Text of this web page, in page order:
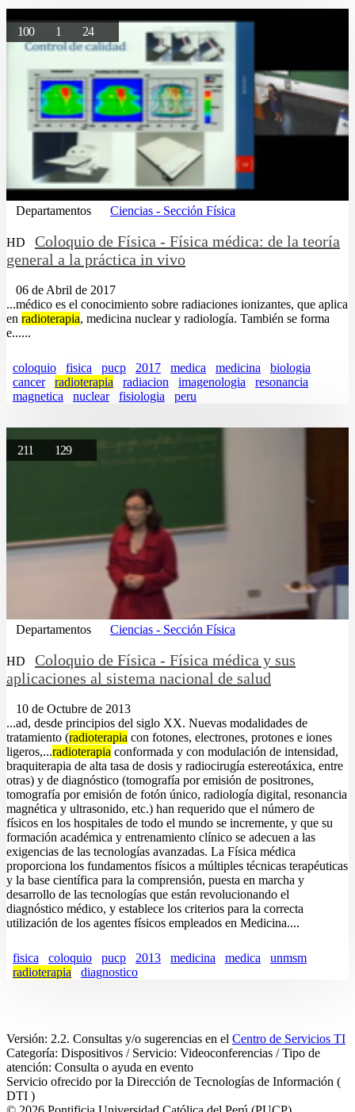
100 1 24
Departamentos Ciencias - Sección Física
HD
Coloquio de Física - Física médica: de la teoría
general a la práctica in vivo
06 de Abril de 2017
...médico es el conocimiento sobre radiaciones ionizantes, que aplica
en radioterapia, medicina nuclear y radiología. También se forma
e......
coloquio fisica pucp 2017 medica medicina
biologia
cancer
radioterapia radiacion imagenologia
resonancia
magnetica
nuclear fisiologia peru
211 129
Departamentos Ciencias - Sección Física
HD
Coloquio de Física - Física médica y sus
aplicaciones al sistema nacional de salud
10 de Octubre de 2013
...ad, desde principios del siglo XX. Nuevas modalidades de
tratamiento (radioterapia con fotones, electrones, protones e iones
ligeros,...radioterapia conformada y con modulación de intensidad,
braquiterapia de alta tasa de dosis y radiocirugía estereotáxica, entre
otras) y de diagnóstico (tomografía por emisión de positrones,
tomografía por emisión de fotón único, radiología digital, resonancia
magnética y ultrasonido, etc.) han requerido que el número de
físicos en los hospitales de todo el mundo se incremente, y que su
formación académica y entrenamiento clínico se adecuen a las
exigencias de las tecnologías avanzadas. La Física médica
proporciona los fundamentos físicos a múltiples técnicas terapéuticas
y la base científica para la comprensión, puesta en marcha y
desarrollo de las tecnologías que están revolucionando el
diagnóstico médico, y establece los criterios para la correcta
utilización de los agentes físicos empleados en Medicina....
fisica coloquio pucp 2013 medicina medica
unmsm
radioterapia
diagnostico
Versión: 2.2. Consultas y/o sugerencias en el Centro de Servicios TI
Categoría: Dispositivos / Servicio: Videoconferencias / Tipo de
atención: Consulta o ayuda en evento
Servicio ofrecido por la Dirección de Tecnologías de Información (
DTI )